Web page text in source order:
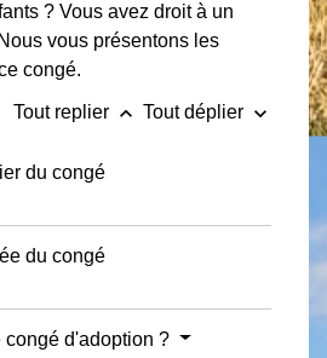
? Vous avez droit à un
vous présentons les
congé.
Tout replier keyboard_arrow_up Tout déplier keyboard_arrow_down
du congé
du congé
congé d'adoption ?